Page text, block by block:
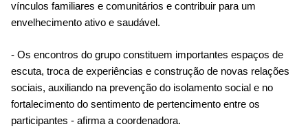
vínculos familiares e comunitários e contribuir para um
envelhecimento ativo e saudável.
- Os encontros do grupo constituem importantes espaços de
escuta, troca de experiências e construção de novas relações
sociais, auxiliando na prevenção do isolamento social e no
fortalecimento do sentimento de pertencimento entre os
participantes - afirma a coordenadora.